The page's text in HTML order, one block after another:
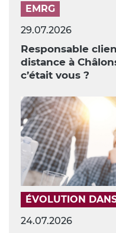
EMRG
29.07.2026
Responsable
distance à
c’était vous ?
ÉVOLUTION
24.07.2026